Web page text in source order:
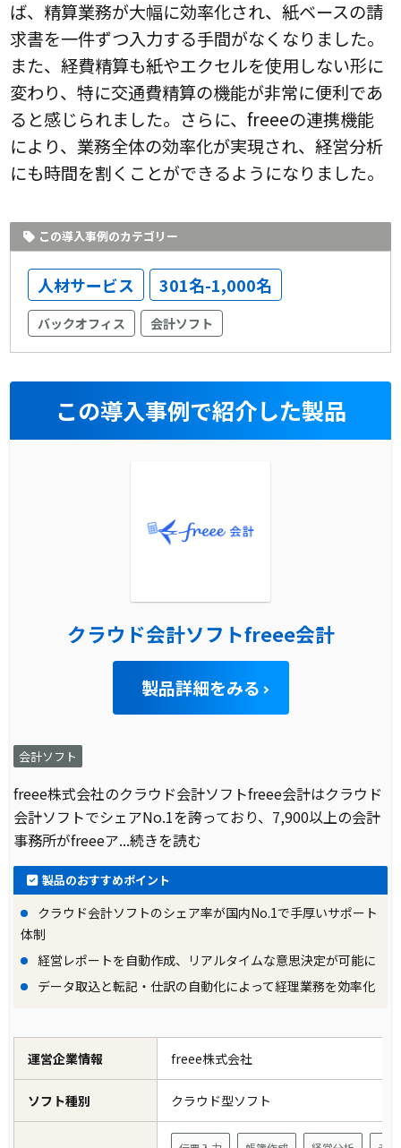
ば、精算業務が大幅に効率化され、紙ベースの請
求書を一件ずつ入力する手間がなくなりました。
また、経費精算も紙やエクセルを使用しない形に
変わり、特に交通費精算の機能が非常に便利であ
ると感じられました。さらに、freeeの連携機能
により、業務全体の効率化が実現され、経営分析
にも時間を割くことができるようになりました。
この導入事例のカテゴリー
人材サービス 301名-1,000名
バックオフィス 会計ソフト
この導入事例で紹介した製品
クラウド会計ソフトfreee会計
製品詳細をみる
会計ソフト
freee株式会社のクラウド会計ソフトfreee会計はクラウド
会計ソフトでシェアNo.1を誇っており、7,900以上の会計
事務所がfreeeア...続きを読む
製品のおすすめポイント
クラウド会計ソフトのシェア率が国内No.1で手厚いサポート
体制
経営レポートを自動作成、リアルタイムな意思決定が可能に
データ取込と転記・仕訳の自動化によって経理業務を効率化
運営企業情報 freee株式会社
ソフト種別 クラウド型ソフト